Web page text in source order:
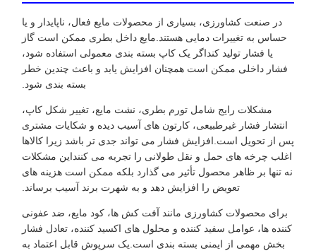
در صنعت کشاورزی، بسیاری از محصولات مایع فعال، ناپایدار و یا
حساس به تغییرات دمایی هستند.مایع داخل بطری ممکن است گاز
یا فشار تولید کنداگر یک کاپ بسته بندی معمولی استفاده شود،
فشار داخلی ممکن است همچنان افزایش یابد و باعث چندین خطر
بسته بندی شود.
مشکلات رایج شامل تورم بطری، نشت مایع، تغییر شکل کاپ،
انتشار فشار غیرطبیعی، کارتون های آسیب دیده و شکایات مشتری
پس از تحویل است.افزایش فشار می تواند جدی تر باشد زیرا کالاها
اغلب چرخه های حمل و نقل طولانی را تجربه می کننداین مشکلات
نه تنها بر ظاهر محصول تأثیر می گذارد بلکه ممکن است هزینه های
تعویض را افزایش دهد و به شهرت برند آسیب برساند.
برای محصولات کشاورزی مانند آفت کش ها، کود مایع، ضد عفونی
کننده ها، عوامل سفید کننده و محلول های اکسید کننده، تعادل فشار
بخش مهمی از ایمنی بسته بندی است.یک سرپوش قابل اعتماد به